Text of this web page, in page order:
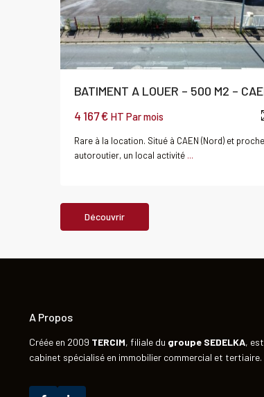
BATIMENT A LOUER – 500 M2 –
4 167 € HT Par mois
Rare à la location. Situé à CAEN (Nord) et
autoroutier, un local activité ...
A Propos
Créée en 2009 TERCIM, filiale du groupe SEDELKA,
cabinet spécialisé en immobilier commercial et tertiaire.